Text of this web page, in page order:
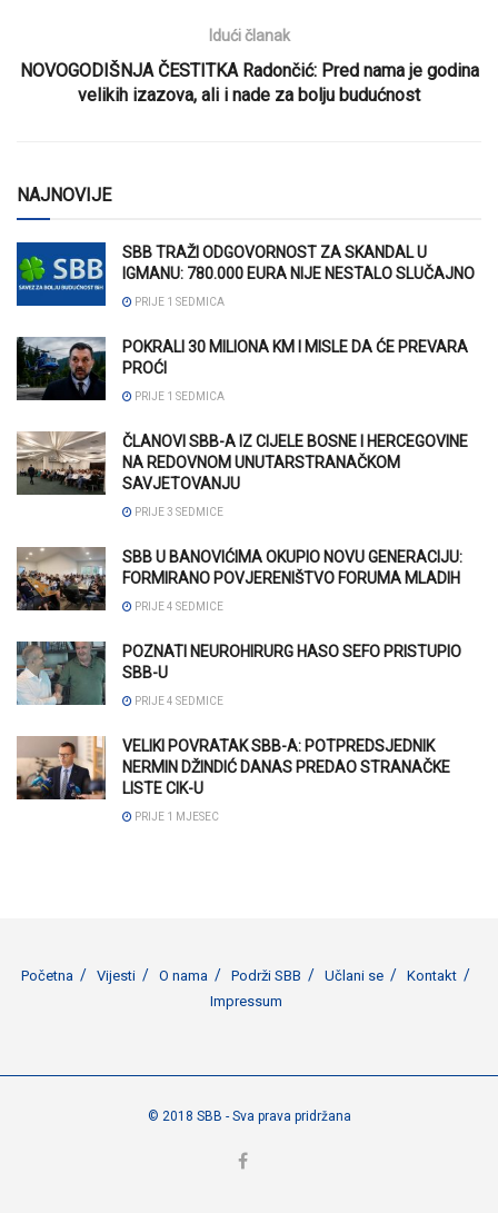
Idući članak
NOVOGODIŠNJA ČESTITKA Radončić: Pred nama je godina
velikih izazova, ali i nade za bolju budućnost
NAJNOVIJE
SBB TRAŽI ODGOVORNOST ZA SKANDAL U
IGMANU: 780.000 EURA NIJE NESTALO SLUČAJNO
PRIJE 1 SEDMICA
POKRALI 30 MILIONA KM I MISLE DA ĆE PREVARA
PROĆI
PRIJE 1 SEDMICA
ČLANOVI SBB-A IZ CIJELE BOSNE I HERCEGOVINE
NA REDOVNOM UNUTARSTRANAČKOM
SAVJETOVANJU
PRIJE 3 SEDMICE
SBB U BANOVIĆIMA OKUPIO NOVU GENERACIJU:
FORMIRANO POVJERENIŠTVO FORUMA MLADIH
PRIJE 4 SEDMICE
POZNATI NEUROHIRURG HASO SEFO PRISTUPIO
SBB-U
PRIJE 4 SEDMICE
VELIKI POVRATAK SBB-A: POTPREDSJEDNIK
NERMIN DŽINDIĆ DANAS PREDAO STRANAČKE
LISTE CIK-U
PRIJE 1 MJESEC
Početna Vijesti O nama Podrži SBB Učlani se
Kontakt
Impressum
© 2018 SBB - Sva prava pridržana